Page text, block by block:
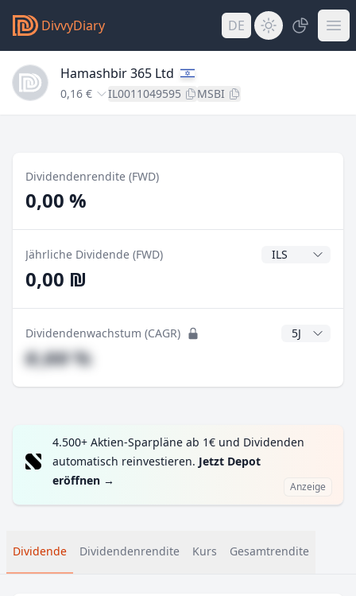
DivvyDiary DE
Hamashbir 365 Ltd
0,16 € IL0011049595 MSBI
Dividendenrendite (FWD)
0,00 %
Jährliche Dividende (FWD)
0,00 ₪
Dividendenwachstum (CAGR) CAGR Jahre
#,## %
4.500+ Aktien-Sparpläne ab 1€ und Dividenden
automatisch reinvestieren. Jetzt Depot
eröffnen → Anzeige
Dividende Dividendenrendite Kurs Gesamtrendite